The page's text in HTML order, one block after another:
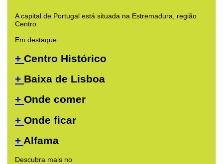
A capital de Portugal está situada na Estremadura, região
Centro.
Em destaque:
+ Centro Histórico
+ Baixa de Lisboa
+ Onde comer
+ Onde ficar
+ Alfama
Descubra mais no